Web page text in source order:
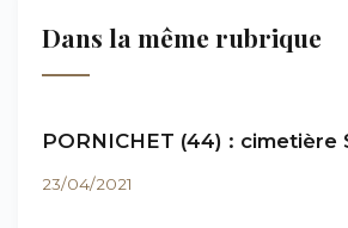
Dans la même rubrique
PORNICHET (44) : cimetière
23/04/2021